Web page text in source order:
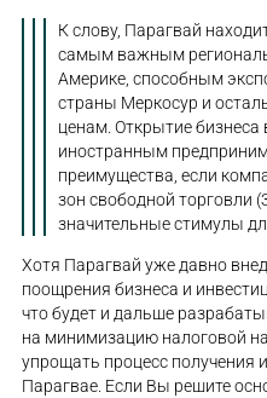
К слову, Парагвай
самым важным
Америке, способным
страны Меркосур и
ценам. Открытие
иностранным
преимущества, если
зон свободной торговли
значительные стимулы
Хотя Парагвай уже давно
поощрения бизнеса и
что будет и дальше
на минимизацию налоговой
упрощать процесс получения
Парагвае. Если Вы решите